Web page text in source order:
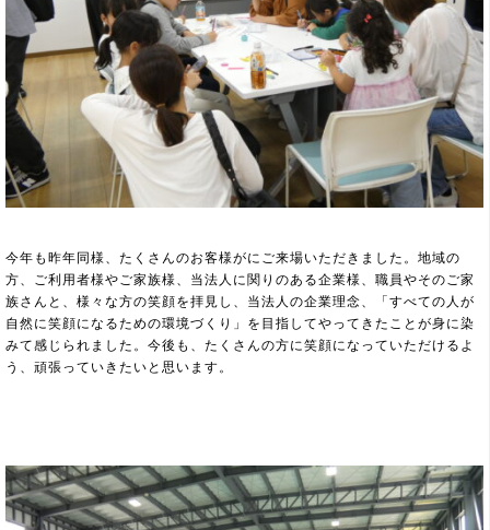
今年も昨年同様、たくさんのお客様がにご来場いただきました。地域の
方、ご利用者様やご家族様、当法人に関りのある企業様、職員やそのご家
族さんと、様々な方の笑顔を拝見し、当法人の企業理念、「すべての人が
自然に笑顔になるための環境づくり」を目指してやってきたことが身に染
みて感じられました。今後も、たくさんの方に笑顔になっていただけるよ
う、頑張っていきたいと思います。